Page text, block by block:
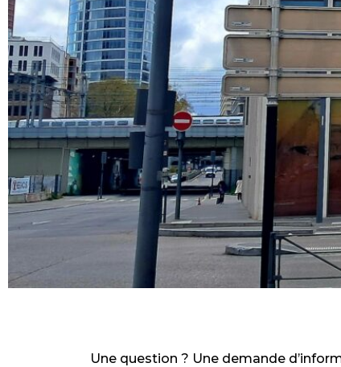
Une question ? Une demande